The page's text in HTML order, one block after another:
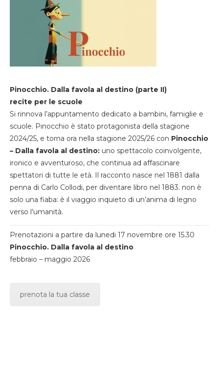
Pinocchio. Dalla favola al destino (parte II)
recite per le scuole
Si rinnova l’appuntamento dedicato a bambini, famiglie e
scuole. Pinocchio è stato protagonista della stagione
2024/25, e torna ora nella stagione 2025/26 con Pinocchio
– Dalla favola al destino: uno spettacolo coinvolgente,
ironico e avventuroso, che continua ad affascinare
spettatori di tutte le età. Il racconto nasce nel 1881 dalla
penna di Carlo Collodi, per diventare libro nel 1883. non è
solo una fiaba: è il viaggio inquieto di un’anima di legno
verso l’umanità.
Prenotazioni a partire da lunedi 17 novembre ore 15.30
Pinocchio. Dalla favola al destino
febbraio – maggio 2026
prenota la tua classe